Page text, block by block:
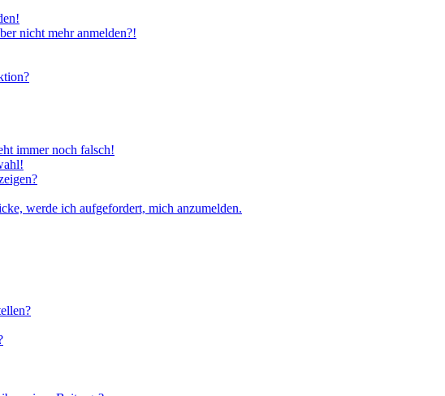
nicht mehr anmelden?!
immer noch falsch!
werde ich aufgefordert, mich anzumelden.